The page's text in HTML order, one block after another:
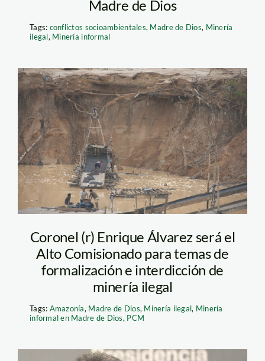
Madre de Dios
Tags: conflictos socioambientales, Madre de Dios, Minería
ilegal, Minería informal
Coronel (r) Enrique Álvarez será el
Alto Comisionado para temas de
formalización e interdicción de
minería ilegal
Tags: Amazonía, Madre de Dios, Minería ilegal, Minería
informal en Madre de Dios, PCM